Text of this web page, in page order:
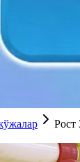
Рост